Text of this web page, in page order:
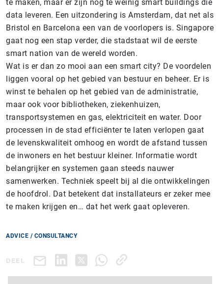
te maken, maar er zijn nog te weinig smart buildings die
data leveren. Een uitzondering is Amsterdam, dat net als
Bristol en Barcelona een van de voorlopers is. Singapore
gaat nog een stap verder, die stadstaat wil de eerste
smart nation van de wereld worden.
Wat is er dan zo mooi aan een smart city? De voordelen
liggen vooral op het gebied van bestuur en beheer. Er is
winst te behalen op het gebied van de administratie,
maar ook voor bibliotheken, ziekenhuizen,
transportsystemen en gas, elektriciteit en water. Door
processen in de stad efficiënter te laten verlopen gaat
de levenskwaliteit omhoog en wordt de afstand tussen
de inwoners en het bestuur kleiner. Informatie wordt
belangrijker en systemen gaan steeds nauwer
samenwerken. Techniek speelt bij al die ontwikkelingen
de hoofdrol. Dat betekent dat installateurs er zeker mee
te maken krijgen en… dat het werk gaat opleveren.
ADVICE / CONSULTANCY
DEEL